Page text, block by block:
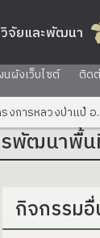
วิจัยและพัฒนา
นผังเว็บไซต์ ติด
การหลวงป่าแป๋ อ
รพัฒนาพื้
กิจกรรมอื่